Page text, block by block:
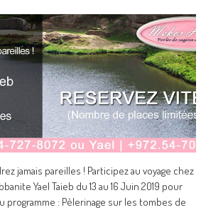
jamais pareilles ! Participez au voyage chez
Yael Taieb du 13 au 16 Juin 2019 pour
programme : Pèlerinage sur les tombes de